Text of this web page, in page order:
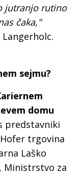
jutranjo rutino
čaka,"
sejmu?
domu
predstavniki
trgovina
Laško
Ministrstvo za